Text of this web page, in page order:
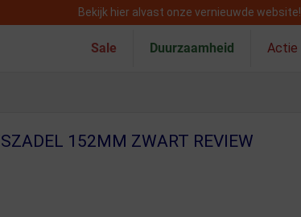
Bekijk hier alvast onze vernieuwde website!
Sale Duurzaamheid Actie
152MM ZWART REVIEW